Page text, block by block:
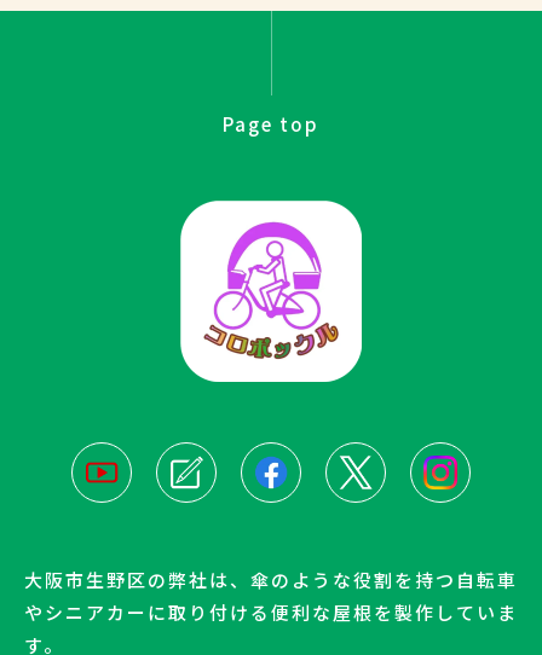
Page top
大阪市生野区の弊社は、傘のような役割を持つ自転車
やシニアカーに取り付ける便利な屋根を製作していま
す。